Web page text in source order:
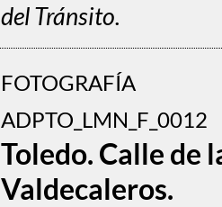
del Tránsito.
FOTOGRAFÍA
ADPTO_LMN_F_0012
Toledo. Calle de
Valdecaleros.